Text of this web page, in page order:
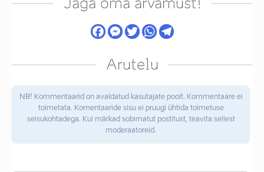
Arutelu
NB! Kommentaarid on avaldatud kasutajate poolt. Kommentaare ei
toimetata. Komentaaride sisu ei pruugi ühtida toimetuse
seisukohtadega. Kui märkad sobimatut postitust, teavita sellest
moderaatoreid.